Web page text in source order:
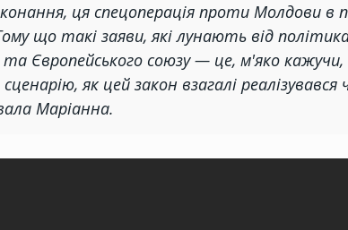
ця спецоперація проти Молдови в
що такі заяви, які лунають від
Європейського союзу — це, м'яко
як цей закон взагалі реалізувався
Маріанна.